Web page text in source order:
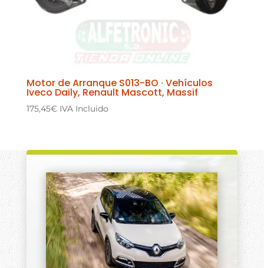
Motor de Arranque S013-BO · Vehículos
Iveco Daily, Renault Mascott, Massif
175,45€ IVA Incluido